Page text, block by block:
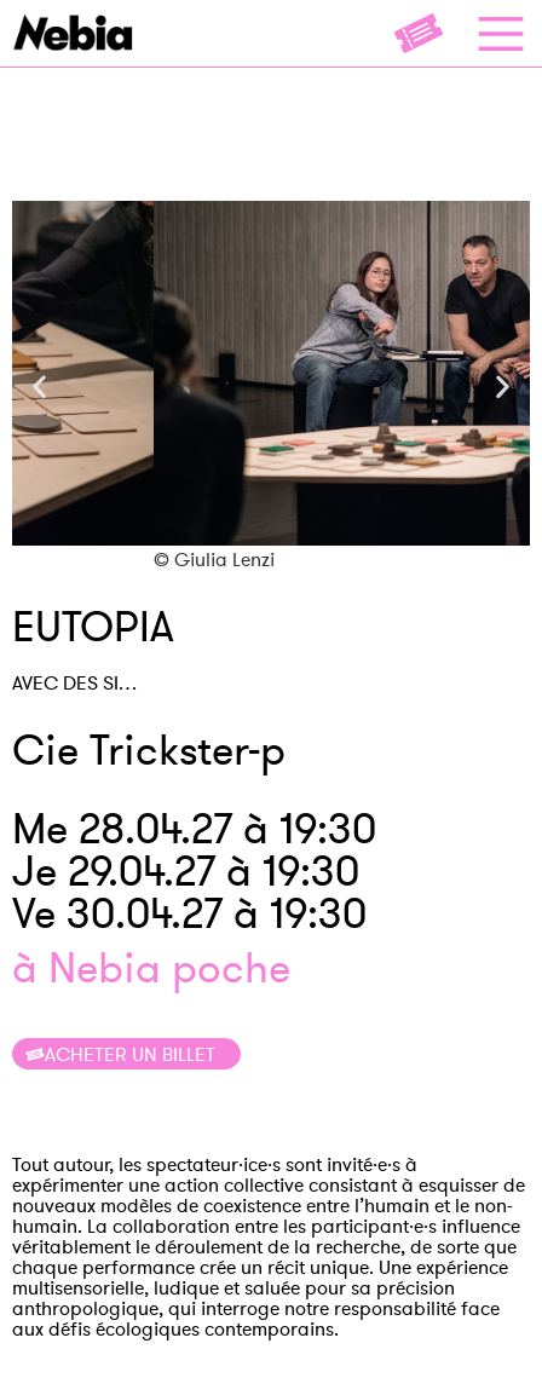
Théâtre
AVEC DES SI…
EUTOPIA
Cie Trickster-p
Me 28.04.27 à 19:30
Je 29.04.27 à 19:30
Ve 30.04.27 à 19:30
à Nebia poche
ACHETER UN BILLET
Tout autour, les spectateur·ice·s sont invité·e·s à
expérimenter une action collective consistant à esquisser de
nouveaux modèles de coexistence entre l’humain et le non-
humain. La collaboration entre les participant·e·s influence
véritablement le déroulement de la recherche, de sorte que
chaque performance crée un récit unique. Une expérience
multisensorielle, ludique et saluée pour sa précision
anthropologique, qui interroge notre responsabilité face
aux défis écologiques contemporains.